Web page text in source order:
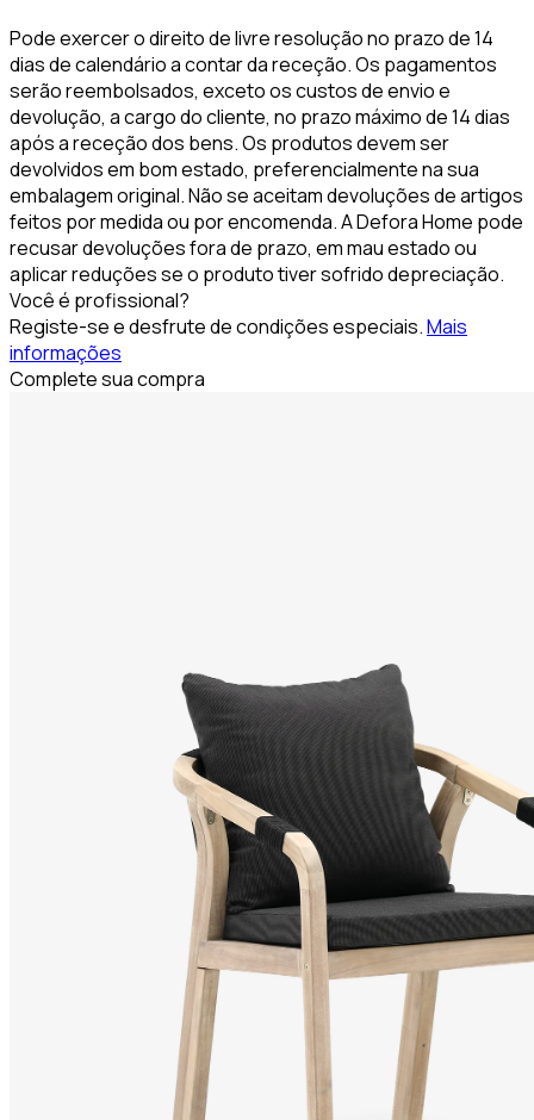
Pode exercer o direito de livre resolução no prazo de 14
dias de calendário a contar da receção. Os pagamentos
serão reembolsados, exceto os custos de envio e
devolução, a cargo do cliente, no prazo máximo de 14 dias
após a receção dos bens. Os produtos devem ser
devolvidos em bom estado, preferencialmente na sua
embalagem original. Não se aceitam devoluções de artigos
feitos por medida ou por encomenda. A Defora Home pode
recusar devoluções fora de prazo, em mau estado ou
aplicar reduções se o produto tiver sofrido depreciação.
Você é profissional?
Registe-se e desfrute de condições especiais.Mais
informações
Complete sua compra